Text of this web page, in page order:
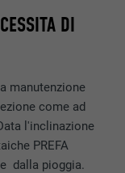
DI
manutenzione
come ad
l'inclinazione
PREFA
dalla pioggia.